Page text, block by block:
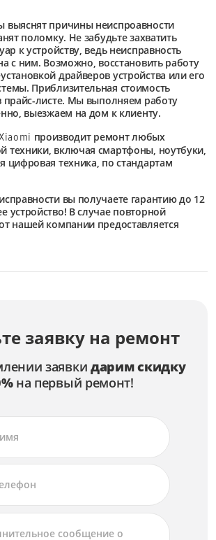
выяснят причины неиспроавности
поломку. Не забудьте захватить
к устройству, ведь неисправность
с ним. Возможно, восстановить работу
драйверов устройства или его
Приблизительная стоимость
прайс-листе. Мы выполняем работу
выезжаем на дом к клиенту.
производит ремонт любых
техники, включая смартфоны, ноутбуки,
цифровая техника, по стандартам
вы получаете гарантию до 12
устройство! В случае повторной
нашей компании предоставляется
заявку на ремонт
заявки дарим скидку
на первый ремонт!